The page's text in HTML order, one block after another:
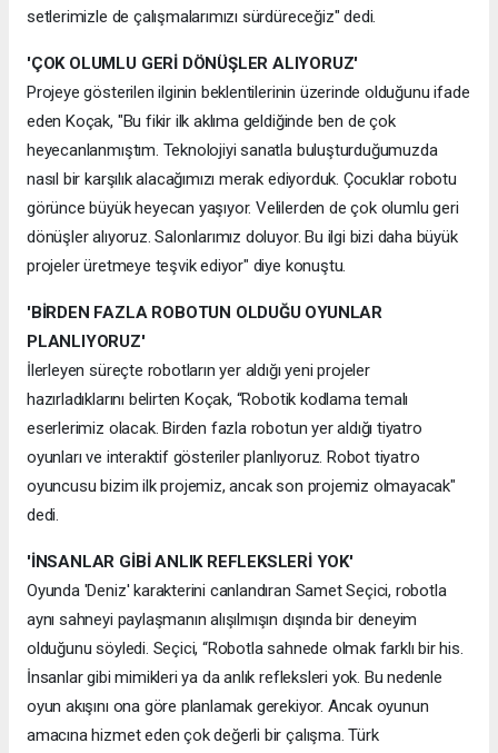
setlerimizle de çalışmalarımızı sürdüreceğiz" dedi.
'ÇOK OLUMLU GERİ DÖNÜŞLER ALIYORUZ'
Projeye gösterilen ilginin beklentilerinin üzerinde olduğunu ifade
eden Koçak, "Bu fikir ilk aklıma geldiğinde ben de çok
heyecanlanmıştım. Teknolojiyi sanatla buluşturduğumuzda
nasıl bir karşılık alacağımızı merak ediyorduk. Çocuklar robotu
görünce büyük heyecan yaşıyor. Velilerden de çok olumlu geri
dönüşler alıyoruz. Salonlarımız doluyor. Bu ilgi bizi daha büyük
projeler üretmeye teşvik ediyor" diye konuştu.
'BİRDEN FAZLA ROBOTUN OLDUĞU OYUNLAR
PLANLIYORUZ'
İlerleyen süreçte robotların yer aldığı yeni projeler
hazırladıklarını belirten Koçak, “Robotik kodlama temalı
eserlerimiz olacak. Birden fazla robotun yer aldığı tiyatro
oyunları ve interaktif gösteriler planlıyoruz. Robot tiyatro
oyuncusu bizim ilk projemiz, ancak son projemiz olmayacak"
dedi.
'İNSANLAR GİBİ ANLIK REFLEKSLERİ YOK'
Oyunda 'Deniz' karakterini canlandıran Samet Seçici, robotla
aynı sahneyi paylaşmanın alışılmışın dışında bir deneyim
olduğunu söyledi. Seçici, “Robotla sahnede olmak farklı bir his.
İnsanlar gibi mimikleri ya da anlık refleksleri yok. Bu nedenle
oyun akışını ona göre planlamak gerekiyor. Ancak oyunun
amacına hizmet eden çok değerli bir çalışma. Türk